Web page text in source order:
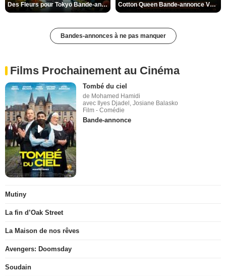
Des Fleurs pour Tokyo Bande-annonce VO STFR Cotton Queen Bande-annonce VO STFR
Bandes-annonces à ne pas manquer
Films Prochainement au Cinéma
Tombé du ciel
de Mohamed Hamidi
avec Ilyes Djadel, Josiane Balasko
Film - Comédie
Bande-annonce
Mutiny
La fin d’Oak Street
La Maison de nos rêves
Avengers: Doomsday
Soudain